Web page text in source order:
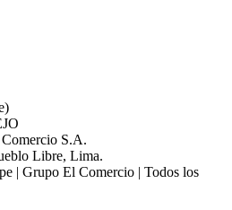
S.A.
Libre, Lima.
| Grupo El Comercio | Todos los